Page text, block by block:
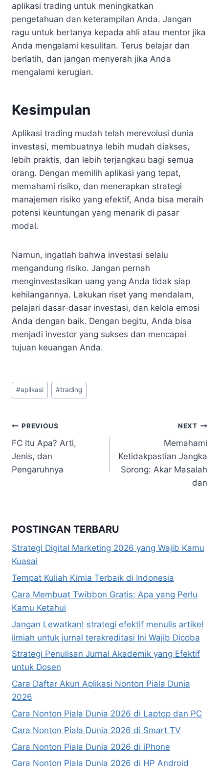
aplikasi trading untuk meningkatkan
pengetahuan dan keterampilan Anda. Jangan
ragu untuk bertanya kepada ahli atau mentor jika
Anda mengalami kesulitan. Terus belajar dan
berlatih, dan jangan menyerah jika Anda
mengalami kerugian.
Kesimpulan
Aplikasi trading mudah telah merevolusi dunia
investasi, membuatnya lebih mudah diakses,
lebih praktis, dan lebih terjangkau bagi semua
orang. Dengan memilih aplikasi yang tepat,
memahami risiko, dan menerapkan strategi
manajemen risiko yang efektif, Anda bisa meraih
potensi keuntungan yang menarik di pasar
modal.
Namun, ingatlah bahwa investasi selalu
mengandung risiko. Jangan pernah
menginvestasikan uang yang Anda tidak siap
kehilangannya. Lakukan riset yang mendalam,
pelajari dasar-dasar investasi, dan kelola emosi
Anda dengan baik. Dengan begitu, Anda bisa
menjadi investor yang sukses dan mencapai
tujuan keuangan Anda.
Post
Tags:
#aplikasi #trading
Navigasi
pos
PREVIOUS
FC Itu Apa? Arti,
Jenis, dan
Pengaruhnya
NEXT
Memahami
Ketidakpastian Jangka
Sorong: Akar Masalah
dan
POSTINGAN TERBARU
Strategi Digital Marketing 2026 yang Wajib Kamu
Kuasai
Tempat Kuliah Kimia Terbaik di Indonesia
Cara Membuat Twibbon Gratis: Apa yang Perlu
Kamu Ketahui
Jangan Lewatkan! strategi efektif menulis artikel
ilmiah untuk jurnal terakreditasi Ini Wajib Dicoba
Strategi Penulisan Jurnal Akademik yang Efektif
untuk Dosen
Cara Daftar Akun Aplikasi Nonton Piala Dunia
2026
Cara Nonton Piala Dunia 2026 di Laptop dan PC
Cara Nonton Piala Dunia 2026 di Smart TV
Cara Nonton Piala Dunia 2026 di iPhone
Cara Nonton Piala Dunia 2026 di HP Android